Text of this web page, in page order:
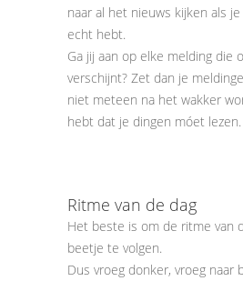
naar al het nieuws kijken als
echt hebt.
Ga jij aan op elke melding die
verschijnt? Zet dan je
niet meteen na het wakker
hebt dat je dingen móet lezen.
Ritme van de dag
Het beste is om de ritme van
beetje te volgen.
Dus vroeg donker, vroeg naar